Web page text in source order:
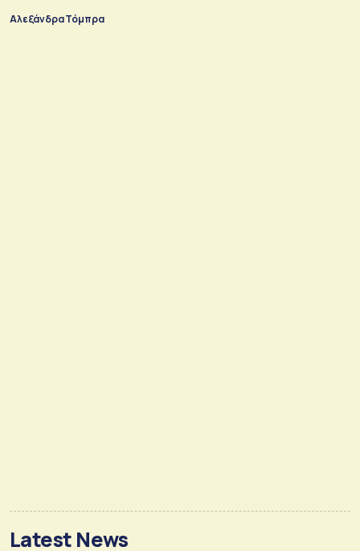
Αλεξάνδρα Τόμπρα
Latest News